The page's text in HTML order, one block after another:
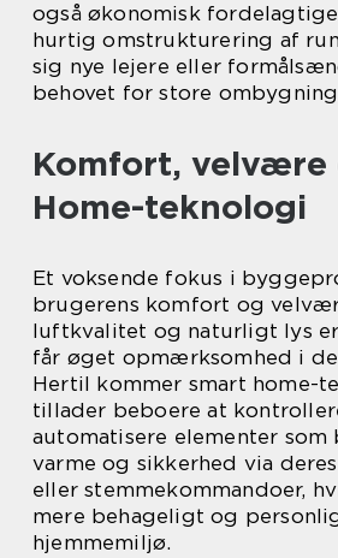
også økonomisk
hurtig omstrukturering af
sig nye lejere eller
behovet for store
Komfort, velvære
Home-teknologi
Et voksende fokus i
brugerens komfort og
luftkvalitet og naturligt lys
får øget opmærksomhed i
Hertil kommer smart home-
tillader beboere at
automatisere elementer som
varme og sikkerhed via
eller stemmekommandoer,
mere behageligt og
hjemmemiljø.